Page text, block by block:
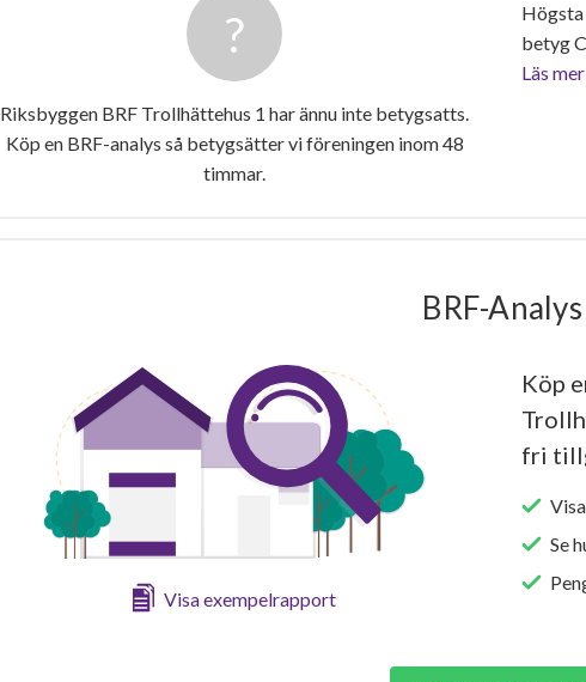
Riksbyggen BRF Trollhättehus 1 har ännu inte betygsatts.
Köp en BRF-analys så betygsätter vi föreningen inom 48
timmar.
betyg
Läs
BRF-Analys
Visa exempelrapport
Köp
fri
Se